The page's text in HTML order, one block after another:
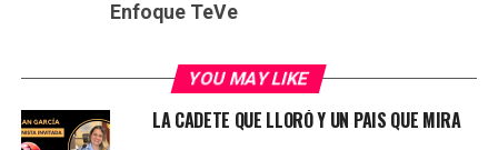
Enfoque TeVe
YOU MAY LIKE
LA CADETE QUE LLORÓ Y UN PAIS QUE MIRA